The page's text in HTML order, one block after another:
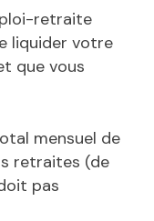
retraite
liquider votre
que vous
mensuel de
retraites (de
pas